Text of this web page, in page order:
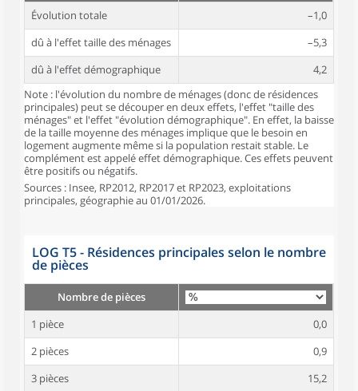
Évolution totale
–1,0
dû à l'effet taille des ménages
–5,3
dû à l'effet démographique
4,2
Note : l'évolution du nombre de ménages (donc de résidences
principales) peut se découper en deux effets, l'effet "taille des
ménages" et l'effet "évolution démographique". En effet, la baisse
de la taille moyenne des ménages implique que le besoin en
logement augmente même si la population restait stable. Le
complément est appelé effet démographique. Ces effets peuvent
être positifs ou négatifs.
Sources : Insee, RP2012, RP2017 et RP2023, exploitations
principales, géographie au 01/01/2026.
LOG T5 - Résidences principales selon le nombre
de pièces
Nombre de pièces
1 pièce
0,0
2 pièces
0,9
3 pièces
15,2